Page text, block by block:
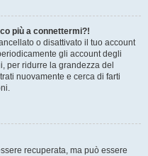
più a connettermi?!
o disattivato il tuo account
gli account degli
per ridurre la grandezza del
nuovamente e cerca di farti
recuperata, ma può essere